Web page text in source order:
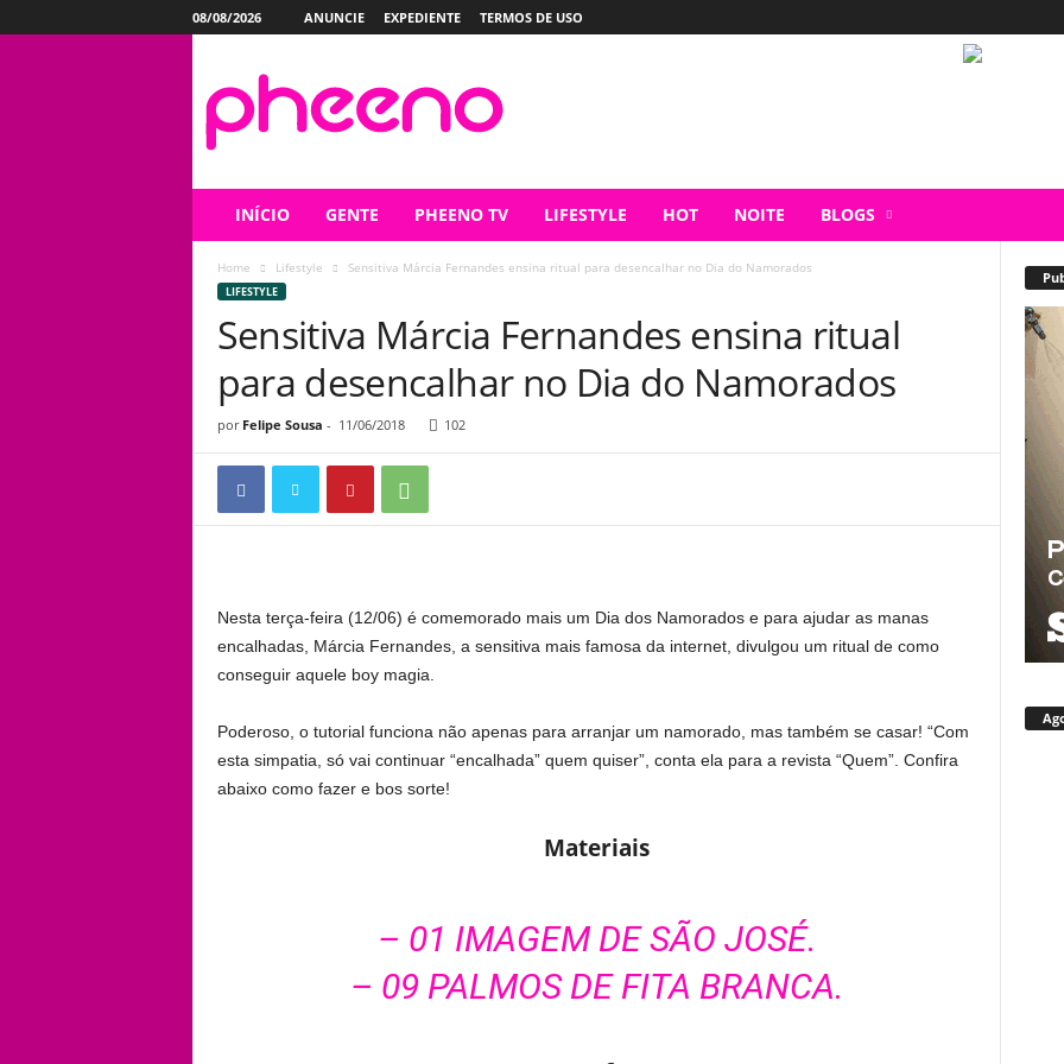
08/08/2026 ANUNCIE EXPEDIENTE TERMOS DE USO
INÍCIO GENTE PHEENO TV LIFESTYLE HOT NOITE BLOGS
Home Lifestyle Sensitiva Márcia Fernandes ensina ritual para desencalhar no Dia do Namorados
LIFESTYLE
Sensitiva Márcia Fernandes ensina ritual
para desencalhar no Dia do Namorados
por Felipe Sousa - 11/06/2018 102
Nesta terça-feira (12/06) é comemorado mais um Dia dos Namorados e para ajudar as manas
encalhadas, Márcia Fernandes, a sensitiva mais famosa da internet, divulgou um ritual de como
conseguir aquele boy magia.
Poderoso, o tutorial funciona não apenas para arranjar um namorado, mas também se casar! “Com
esta simpatia, só vai continuar “encalhada” quem quiser”, conta ela para a revista “Quem”. Confira
abaixo como fazer e bos sorte!
Materiais
– 01 IMAGEM DE SÃO JOSÉ.
– 09 PALMOS DE FITA BRANCA.